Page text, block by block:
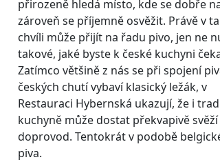
přirozeně hledá místo, kde se dobře
zároveň se příjemně osvěžit. Právě v
chvíli může přijít na řadu pivo, jen ne
takové, jaké byste k české kuchyni
Zatímco většině z nás se při spojení
českých chutí vybaví klasický ležák, v
Restauraci Hybernská ukazují, že i
kuchyně může dostat překvapivě svěží
doprovod. Tentokrát v podobě
piva.